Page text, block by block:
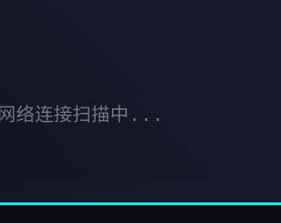
网络连接扫描中...